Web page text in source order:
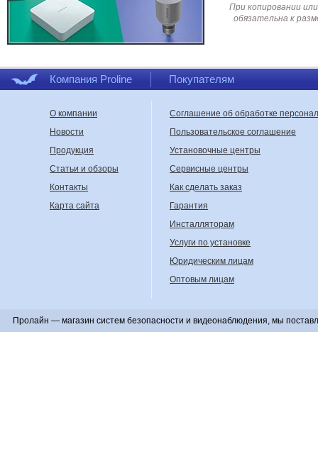
При копировании
обязательна к
Компания Proline Покупателям
О компании
Новости
Продукция
Статьи и обзоры
Контакты
Карта сайта
Соглашение об обработке
Пользовательское соглашение
Установочные центры
Сервисные центры
Как сделать заказ
Гарантия
Инсталляторам
Услуги по установке
Юридическим лицам
Оптовым лицам
Пролайн — магазин систем безопасности и видеонаблюдения, мы